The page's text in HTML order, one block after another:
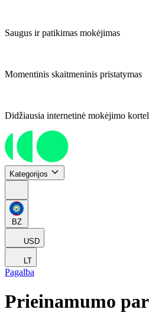
Saugus ir patikimas mokėjimas
Momentinis skaitmeninis pristatymas
Didžiausia internetinė mokėjimo
Kategorijos
BZ
USD
LT
Pagalba
Prieinamumo